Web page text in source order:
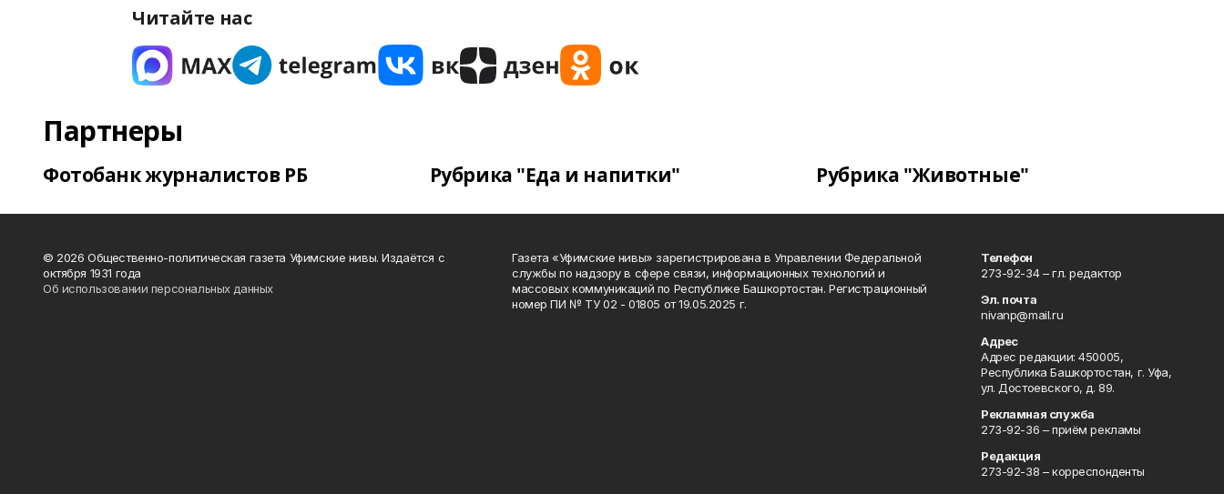
Читайте нас
Партнеры
Фотобанк журналистов РБ Рубрика "Еда и напитки" Рубрика "Животные"
© 2026 Общественно-политическая газета Уфимские нивы. Издаётся с
октября 1931 года
Об использовании персональных данных
Газета «Уфимские нивы» зарегистрирована в Управлении Федеральной
службы по надзору в сфере связи, информационных технологий и
массовых коммуникаций по Республике Башкортостан. Регистрационный
номер ПИ № ТУ 02 - 01805 от 19.05.2025 г.
Телефон
273-92-34 – гл. редактор
Эл. почта
nivanp@mail.ru
Адрес
Адрес редакции: 450005,
Республика Башкортостан, г. Уфа,
ул. Достоевского, д. 89.
Рекламная служба
273-92-36 – приём рекламы
Редакция
273-92-38 – корреспонденты